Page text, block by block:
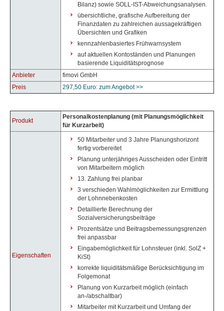
Bilanz) sowie SOLL-IST-Abweichungsanalysen.
übersichtliche, grafische Aufbereitung der
Finanzdaten zu zahlreichen aussagekräftigen
Übersichten und Grafiken
kennzahlenbasiertes Frühwarnsystem
auf aktuellen Kontoständen und Planungen
basierende Liquiditätsprognose
Anbieter
fimovi GmbH
Preis
297,50 Euro: zum Angebot >>
Produkt
Personalkostenplanung (mit Planungsmöglichkeit
für Kurzarbeit)
Eigenschaften
50 Mitarbeiter und 3 Jahre Planungshorizont
fertig vorbereitet
Planung unterjähriges Ausscheiden oder Eintritt
von Mitarbeitern möglich
13. Zahlung frei planbar
3 verschieden Wahlmöglichkeiten zur Ermittlung
der Lohnnebenkosten
Detaillierte Berechnung der
Sozialversicherungsbeiträge
Prozentsätze und Beitragsbemessungsgrenzen
frei anpassbar
Eingabemöglichkeit für Lohnsteuer (inkl. SolZ +
KiSt)
korrekte liquiditätsmäßige Berücksichtigung im
Folgemonat
Planung von Kurzarbeit möglich (einfach
an-/abschaltbar)
Mitarbeiter mit Kurzarbeit und Umfang der